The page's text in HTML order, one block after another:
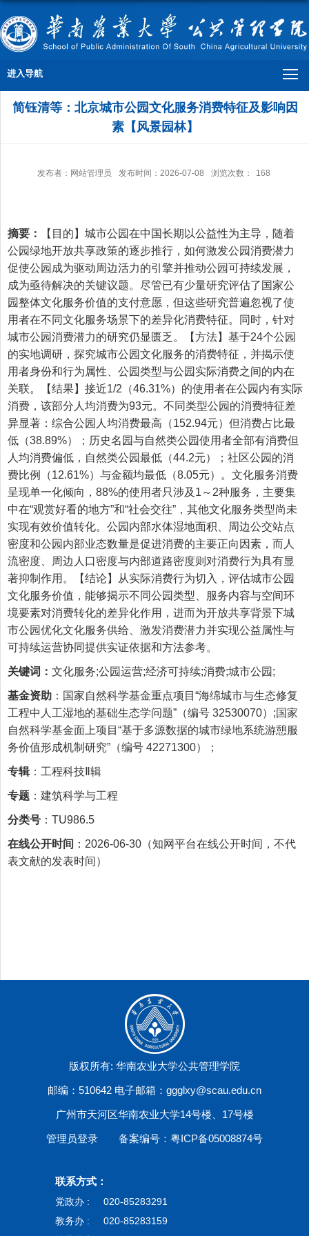
进入导航
简钰清等：北京城市公园文化服务消费特征及影响因
素【风景园林】
发布者：网站管理员 发布时间：2026-07-08 浏览次数： 168
摘要：
【目的】城市公园在中国长期以公益性为主导，随着
公园绿地开放共享政策的逐步推行，如何激发公园消费潜力
促使公园成为驱动周边活力的引擎并推动公园可持续发展，
成为亟待解决的关键议题。尽管已有少量研究评估了国家公
园整体文化服务价值的支付意愿，但这些研究普遍忽视了使
用者在不同文化服务场景下的差异化消费特征。同时，针对
城市公园消费潜力的研究仍显匮乏。【方法】基于24个公园
的实地调研，探究城市公园文化服务的消费特征，并揭示使
用者身份和行为属性、公园类型与公园实际消费之间的内在
关联。【结果】接近1/2（46.31%）的使用者在公园内有实际
消费，该部分人均消费为93元。不同类型公园的消费特征差
异显著：综合公园人均消费最高（152.94元）但消费占比最
低（38.89%）；历史名园与自然类公园使用者全部有消费但
人均消费偏低，自然类公园最低（44.2元）；社区公园的消
费比例（12.61%）与金额均最低（8.05元）。文化服务消费
呈现单一化倾向，88%的使用者只涉及1～2种服务，主要集
中在“观赏好看的地方”和“社会交往”，其他文化服务类型尚未
实现有效价值转化。公园内部水体湿地面积、周边公交站点
密度和公园内部业态数量是促进消费的主要正向因素，而人
流密度、周边人口密度与内部道路密度则对消费行为具有显
著抑制作用。【结论】从实际消费行为切入，评估城市公园
文化服务价值，能够揭示不同公园类型、服务内容与空间环
境要素对消费转化的差异化作用，进而为开放共享背景下城
市公园优化文化服务供给、激发消费潜力并实现公益属性与
可持续运营协同提供实证依据和方法参考。
关键词： 文化服务;公园运营;经济可持续;消费;城市公园;
基金资助 ： 国家自然科学基金重点项目“海绵城市与生态修复
工程中人工湿地的基础生态学问题”（编号 32530070）;国家
自然科学基金面上项目“基于多源数据的城市绿地系统游憩服
务价值形成机制研究”（编号 42271300）；
专辑：工程科技Ⅱ辑
专题 ：建筑科学与工程
分类号 ：TU986.5
在线公开时间 ：2026-06-30（知网平台在线公开时间，不代
表文献的发表时间）
版权所有: 华南农业大学公共管理学院
邮编：510642 电子邮箱：ggglxy@scau.edu.cn
广州市天河区华南农业大学14号楼、17号楼
管理员登录 备案编号：粤ICP备05008874号
联系方式：
党政办 :
020-85283291
教务办 :
020-85283159